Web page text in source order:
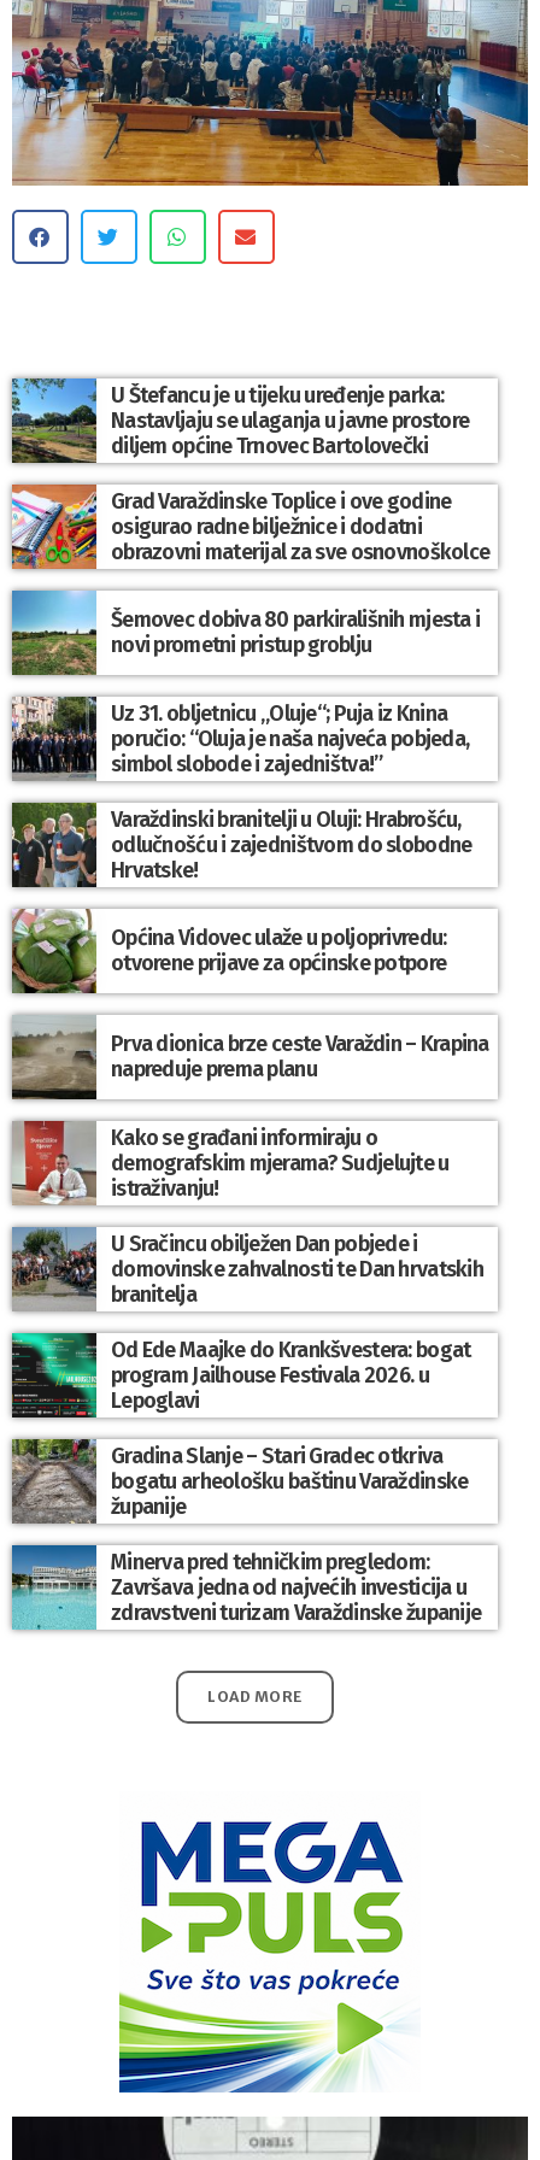
U Štefancu je u tijeku uređenje parka:
Nastavljaju se ulaganja u javne prostore
diljem općine Trnovec Bartolovečki
Grad Varaždinske Toplice i ove godine
osigurao radne bilježnice i dodatni
obrazovni materijal za sve osnovnoškolce
Šemovec dobiva 80 parkirališnih mjesta i
novi prometni pristup groblju
Uz 31. obljetnicu „Oluje“; Puja iz Knina
poručio: “Oluja je naša najveća pobjeda,
simbol slobode i zajedništva!”
Varaždinski branitelji u Oluji: Hrabrošću,
odlučnošću i zajedništvom do slobodne
Hrvatske!
Općina Vidovec ulaže u poljoprivredu:
otvorene prijave za općinske potpore
Prva dionica brze ceste Varaždin – Krapina
napreduje prema planu
Kako se građani informiraju o
demografskim mjerama? Sudjelujte u
istraživanju!
U Sračincu obilježen Dan pobjede i
domovinske zahvalnosti te Dan hrvatskih
branitelja
Od Ede Maajke do Krankšvestera: bogat
program Jailhouse Festivala 2026. u
Lepoglavi
Gradina Slanje – Stari Gradec otkriva
bogatu arheološku baštinu Varaždinske
županije
Minerva pred tehničkim pregledom:
Završava jedna od najvećih investicija u
zdravstveni turizam Varaždinske županije
LOAD MORE